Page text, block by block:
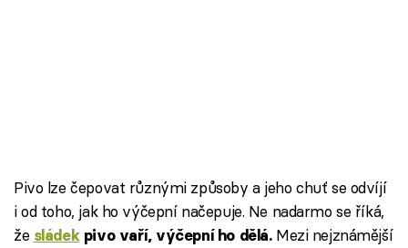
Pivo lze čepovat různými způsoby a jeho chuť se odvíjí
i od toho, jak ho výčepní načepuje. Ne nadarmo se říká,
že sládekpivo vaří, výčepní ho dělá.Mezi nejznámější